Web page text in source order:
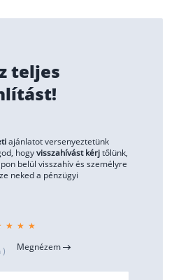
teljes
ajánlatot versenyeztetünk
hogyvisszahívást kérjtőlünk,
belül visszahív és személyre
neked a pénzügyi
) Megnézem